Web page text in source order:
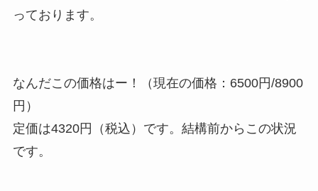
っております。
なんだこの価格はー！（現在の価格：6500円/8900
円）
定価は4320円（税込）です。結構前からこの状況
です。